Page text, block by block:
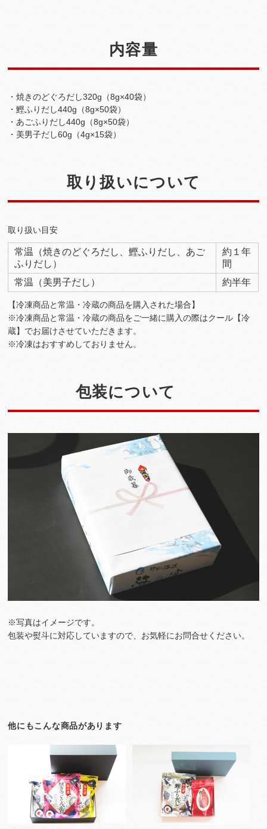
内容量
・焼きのどぐろだし320g（8g×40袋）
・鰹ふりだし440g（8g×50袋）
・あごふりだし440g（8g×50袋）
・美男子だし60g（4g×15袋）
取り扱いについて
取り扱い目安
常温（焼きのどぐろだし、鰹ふりだし、あご
ふりだし）
約１年
間
常温（美男子だし）
約半年
【冷凍商品と常温・冷蔵の商品を購入された場合】
※冷凍商品と常温・冷蔵の商品をご一緒に購入の際はクール【冷
蔵】でお届けさせていただきます。
※冷凍はおすすめしておりません。
包装について
※写真はイメージです。
包装や熨斗に対応していますので、お気軽にお問合せください。
他にもこんな商品があります